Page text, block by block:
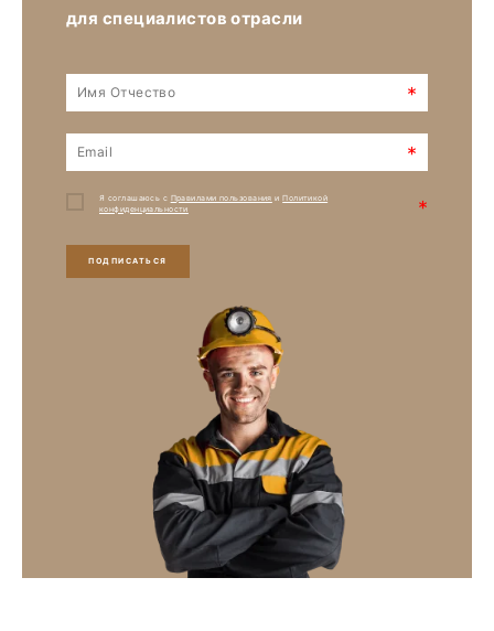
для специалистов отрасли
*
*
Я соглашаюсь с Правилами пользования иПолитикой
конфиденциальности
*
ПОДПИСАТЬСЯ